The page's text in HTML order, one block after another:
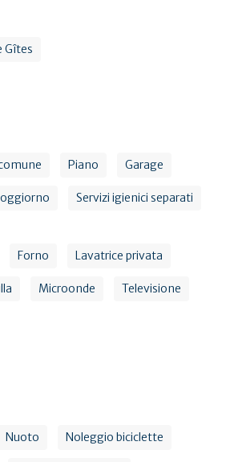
Gîtes
Piano Garage
Servizi igienici separati
Forno Lavatrice privata
Microonde Televisione
Nuoto Noleggio biciclette